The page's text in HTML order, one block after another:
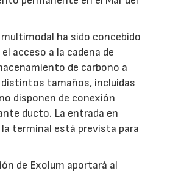
ha sido concebido
acceso a la cadena de
de carbono a
distintos tamaños, incluidas
disponen de conexión
ducto. La entrada en
la terminal está prevista para
de Exolum aportará al